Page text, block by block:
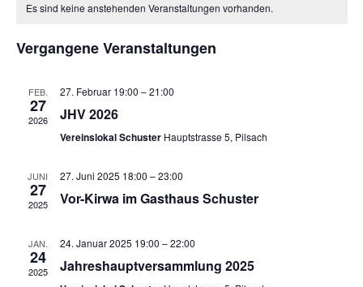
von
Veranstaltungen
Es sind keine anstehenden Veranstaltungen vorhanden.
Vergangene Veranstaltungen
FEB.
27
2026
27. Februar 19:00 –21:00
JHV 2026
Vereinslokal Schuster Hauptstrasse 5, Pilsach
JUNI
27
2025
27. Juni 2025 18:00 –23:00
Vor-Kirwa im Gasthaus Schuster
JAN.
24
2025
24. Januar 2025 19:00 –22:00
Jahreshauptversammlung 2025